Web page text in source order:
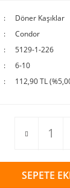
Döner Kaşıklar
Condor
5129-1-226
6-10
112,90 TL
SEPETE